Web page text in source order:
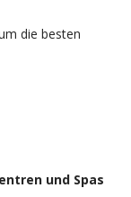
die besten
und Spas